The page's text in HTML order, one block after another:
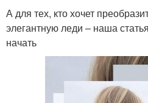
А для тех, кто хочет
элегантную леди – наша
начать